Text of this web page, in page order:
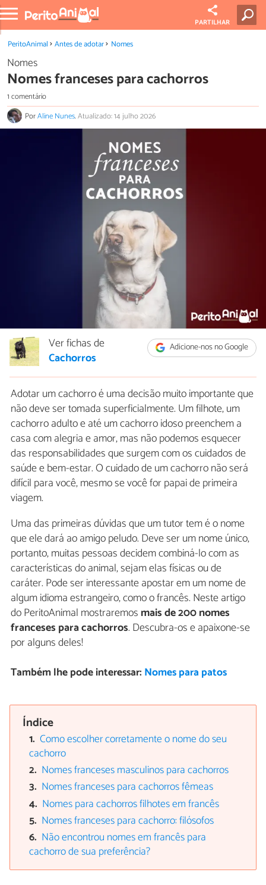
PARTILHAR
PeritoAnimal Antes de adotar Nomes
Nomes
Nomes franceses para cachorros
1 comentário
PorAline Nunes.Atualizado: 14 julho 2026
Adicione-nos no Google
Ver fichas de
Cachorros
Adotar um cachorro é uma decisão muito importante que
não deve ser tomada superficialmente. Um filhote, um
cachorro adulto e até um cachorro idoso preenchem a
casa com alegria e amor, mas não podemos esquecer
das responsabilidades que surgem com os cuidados de
saúde e bem-estar. O cuidado de um cachorro não será
difícil para você, mesmo se você for papai de primeira
viagem.
Uma das primeiras dúvidas que um tutor tem é o nome
que ele dará ao amigo peludo. Deve ser um nome único,
portanto, muitas pessoas decidem combiná-lo com as
características do animal, sejam elas físicas ou de
caráter. Pode ser interessante apostar em um nome de
algum idioma estrangeiro, como o francês. Neste artigo
do PeritoAnimal mostraremos mais de 200nomes
franceses para cachorros. Descubra-os e apaixone-se
por alguns deles!
Também lhe pode interessar: Nomes para patos
Índice
Como escolher corretamente o nome do seu
cachorro
Nomes franceses masculinos para cachorros
Nomes franceses para cachorros fêmeas
Nomes para cachorros filhotes em francês
Nomes franceses para cachorro: filósofos
Não encontrou nomes em francês para
cachorro de sua preferência?